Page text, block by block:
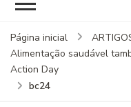
Página inicial
Alimentação saudável
Action Day
bc24